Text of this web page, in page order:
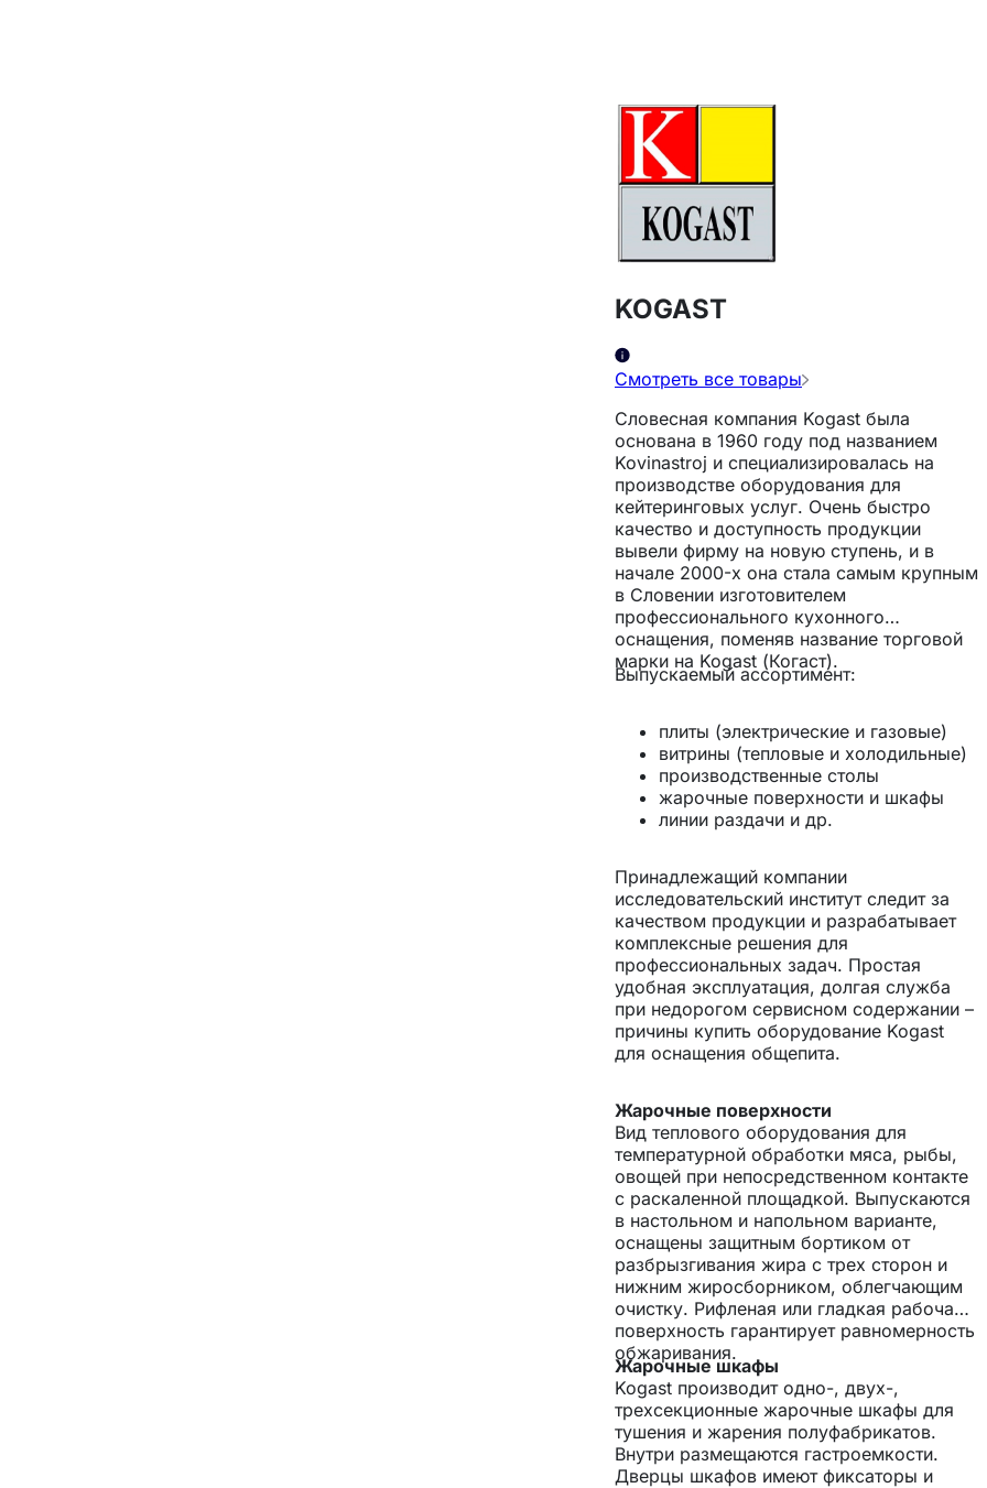
KOGAST
Смотреть все товары
Словесная компания Kogast была
основана в 1960 году под названием
Kovinastroj и специализировалась на
производстве оборудования для
кейтеринговых услуг. Очень быстро
качество и доступность продукции
вывели фирму на новую ступень, и в
начале 2000-х она стала самым крупным
в Словении изготовителем
профессионального кухонного
оснащения, поменяв название торговой
марки на Kogast (Когаст).
Выпускаемый ассортимент:
плиты (электрические и газовые)
витрины (тепловые и холодильные)
производственные столы
жарочные поверхности и шкафы
линии раздачи и др.
Принадлежащий компании
исследовательский институт следит за
качеством продукции и разрабатывает
комплексные решения для
профессиональных задач. Простая
удобная эксплуатация, долгая служба
при недорогом сервисном содержании –
причины купить оборудование Kogast
для оснащения общепита.
Жарочные поверхности
Вид теплового оборудования для
температурной обработки мяса, рыбы,
овощей при непосредственном контакте
с раскаленной площадкой. Выпускаются
в настольном и напольном варианте,
оснащены защитным бортиком от
разбрызгивания жира с трех сторон и
нижним жиросборником, облегчающим
очистку. Рифленая или гладкая рабочая
поверхность гарантирует равномерность
обжаривания.
Жарочные шкафы
Kogast производит одно-, двух-,
трехсекционные жарочные шкафы для
тушения и жарения полуфабрикатов.
Внутри размещаются гастроемкости.
Дверцы шкафов имеют фиксаторы и